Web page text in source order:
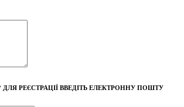
РЕЄСТРАЦІЇ ВВЕДІТЬ ЕЛЕКТРОННУ ПОШТУ